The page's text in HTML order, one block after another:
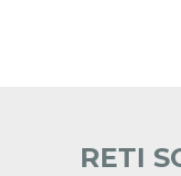
RETI